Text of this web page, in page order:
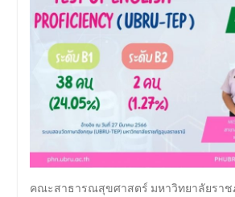
คณะสาธารณสุขศาสตร์ มหาวิทยาลัยรา